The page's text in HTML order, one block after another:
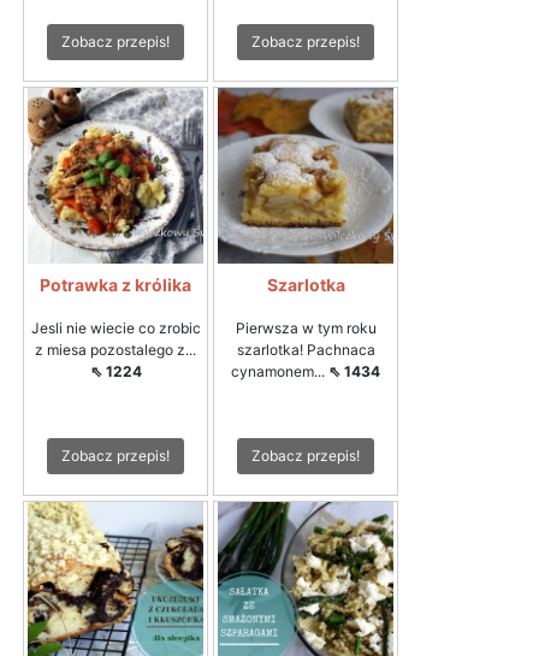
Zobacz przepis! Zobacz przepis!
Potrawka z królika
Jesli nie wiecie co zrobic
z miesa pozostalego z...
⇖ 1224
Zobacz przepis!
Szarlotka
Pierwsza w tym roku
szarlotka! Pachnaca
cynamonem... ⇖ 1434
Zobacz przepis!